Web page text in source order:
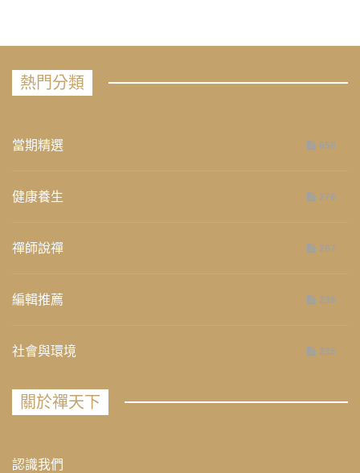
熱門分類
當期精選 658
健康養生 276
禪師說禪 267
編輯推薦 236
社會與環境 235
關於禪天下
認識我們